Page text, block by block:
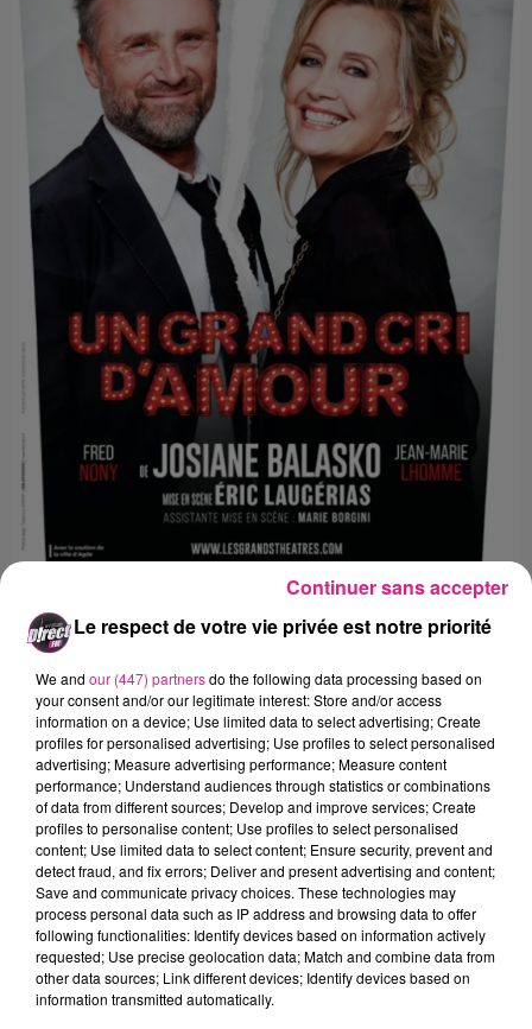
La comédie culte de Josiane Balasko est de
retour avecAlexandre BRASSEURet
Catherine MARCHALqui forment un duo
choc de drôlerie et de tendresse !
Entre amour et humour, des retrouvailles
explosives, des dialogues percutants, des
coups bas machiavéliques.
Catherine Marchal : comédienne à l'affiche de la pièce
de théâtre "Un Grand Cri d'amour".
Le respect de votre vie privée est notre priorité
We and our (447) partnersdo the following data processing based on
your consent and/or our legitimate interest: Store and/or access
information on a device; Use limited data to select advertising; Create
profiles for personalised advertising; Use profiles to select personalised
advertising; Measure advertising performance; Measure content
performance; Understand audiences through statistics or combinations
of data from different sources; Develop and improve services; Create
profiles to personalise content; Use profiles to select personalised
content; Use limited data to select content; Ensure security, prevent and
detect fraud, and fix errors; Deliver and present advertising and content;
Save and communicate privacy choices. These technologies may
process personal data such as IP address and browsing data to offer
following functionalities: Identify devices based on information actively
requested; Use precise geolocation data; Match and combine data from
other data sources; Link different devices; Identify devices based on
information transmitted automatically.
Continuer sans accepter